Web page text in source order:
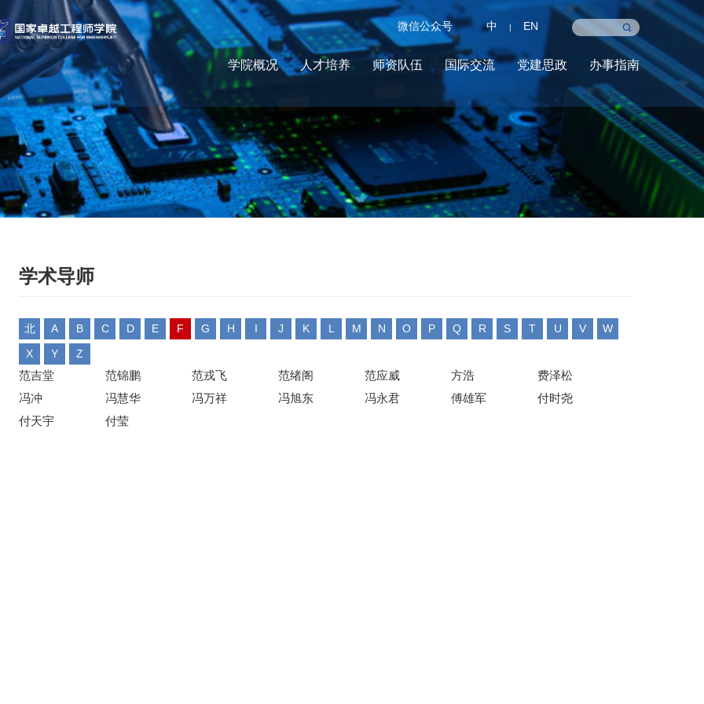
学院概况 人才培养 师资队伍 国际交流 党建思政 办事指南
微信公众号 中 | EN
学术导师
北
京
协
和
医
A B C D E F G H I J K L M N O P Q R S T U V
W
X
Y Z
范吉堂 范锦鹏 范戎飞 范绪阁 范应威 方浩
费泽松
冯冲
冯慧华 冯万祥 冯旭东 冯永君 傅雄军
付时尧
付天宇
付莹